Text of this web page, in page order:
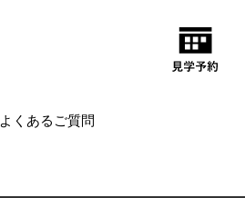
よくあるご質問